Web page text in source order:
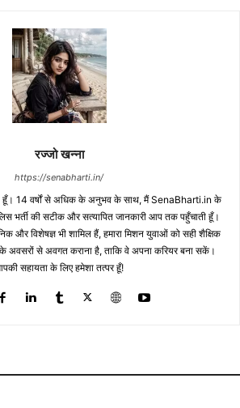
रज्जो खन्ना
https://senabharti.in/
हूँ। 14 वर्षों से अधिक के अनुभव के साथ, मैं SenaBharti.in के
भर्ती की सटीक और सत्यापित जानकारी आप तक पहुँचाती हूँ।
और विशेषज्ञ भी शामिल हैं, हमारा मिशन युवाओं को सही शैक्षिक
के अवसरों से अवगत कराना है, ताकि वे अपना करियर बना सकें।
सहायता के लिए हमेशा तत्पर हूँ!